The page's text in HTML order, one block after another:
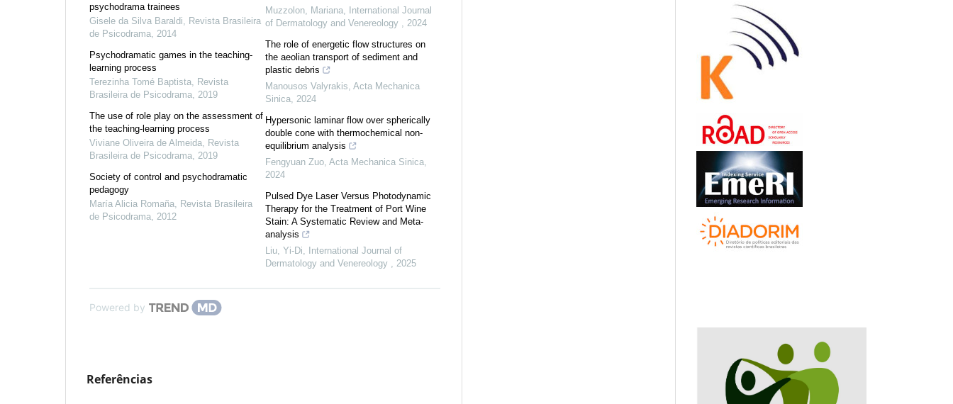
psychodrama trainees
Gisele da Silva Baraldi
Revista Brasileira
de Psicodrama 2014
Psychodramatic games in the teaching-
learning process
Terezinha Tomé Baptista
Revista
Brasileira de Psicodrama 2019
The use of role play on the assessment of
the teaching-learning process
Viviane Oliveira de Almeida
Revista
Brasileira de Psicodrama 2019
Society of control and psychodramatic
pedagogy
María Alicia Romaña
Revista Brasileira
de Psicodrama 2012
Muzzolon, Mariana,
International Journal
of Dermatology and Venereology
2024
The role of energetic flow structures on
the aeolian transport of sediment and
plastic debris
Manousos Valyrakis Acta Mechanica
Sinica, 2024
Hypersonic laminar flow over spherically
double cone with thermochemical non-
equilibrium analysis
Fengyuan Zuo, Acta Mechanica Sinica,
2024
Pulsed Dye Laser Versus Photodynamic
Therapy for the Treatment of Port Wine
Stain: A Systematic Review and Meta-
analysis
Liu, Yi-Di
International Journal of
Dermatology and Venereology
2025
Powered by
Referências